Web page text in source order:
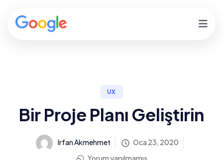
UX
Bir Proje Planı Geliştirin
Irfan Akmehmet
Oca 23, 2020
Yorum yapılmamış